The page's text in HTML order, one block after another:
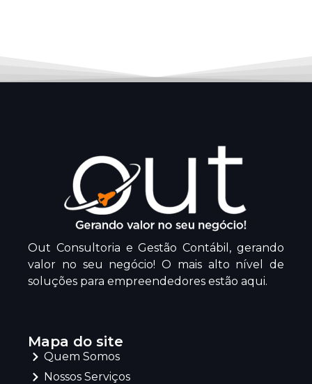
Out Consultoria e Gestão Contábil, gerando
valor no seu negócio! O mais alto nível de
soluções para empreendedores estão aqui.
Mapa do site
Quem Somos
Nossos Serviços